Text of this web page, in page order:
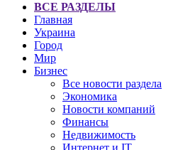
ВСЕ РАЗДЕЛЫ
Главная
Украина
Город
Мир
Бизнес
Все новости раздела
Экономика
Новости компаний
Финансы
Недвижимость
Интернет и IT